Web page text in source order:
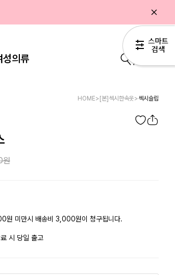
성의류
HOME> [본]섹시한속옷>섹시슬립
원 미만시 배송비 3,000원이 청구됩니다.
시 당일 출고